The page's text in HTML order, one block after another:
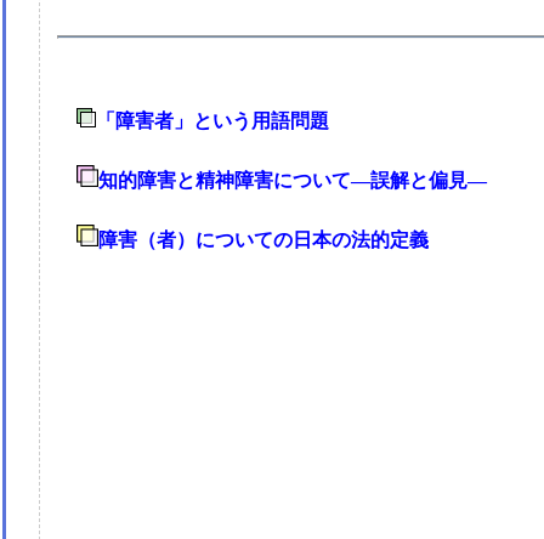
「障害者」という用語問題
知的障害と精神障害について―誤解と偏見―
障害（者）についての日本の法的定義